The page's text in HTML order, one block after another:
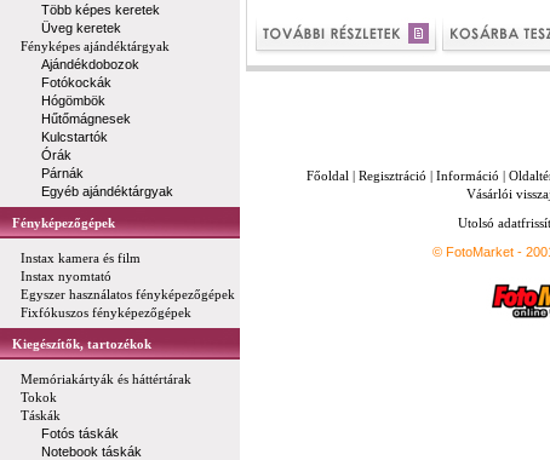
Több képes keretek
Üveg keretek
Fényképes ajándéktárgyak
Ajándékdobozok
Fotókockák
Hógömbök
Hűtőmágnesek
Kulcstartók
Órák
Párnák
Egyéb ajándéktárgyak
Fényképezőgépek
Instax kamera és film
Instax nyomtató
Egyszer használatos fényképezőgépek
Fixfókuszos fényképezőgépek
Kiegészítők, tartozékok
Memóriakártyák és háttértárak
Tokok
Táskák
Fotós táskák
Notebook táskák
Főoldal | Regisztráció | Információ |
Vásárlói
Utolsó
© FotoMarket -